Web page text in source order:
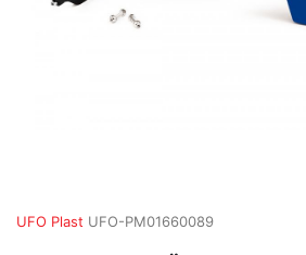
UFO Plast UFO-PM01660089